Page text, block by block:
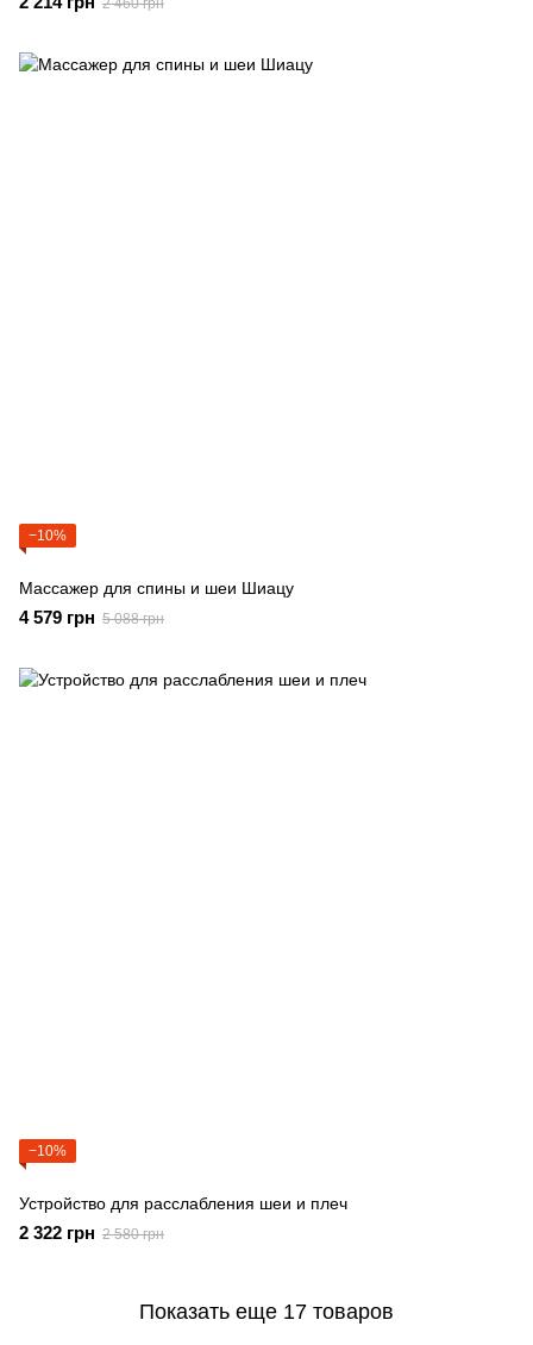
2 460 грн
−10%
Массажер для спины и шеи Шиацу
4 579 грн 5 088 грн
−10%
Устройство для расслабления шеи и плеч
2 322 грн 2 580 грн
Показать еще 17 товаров